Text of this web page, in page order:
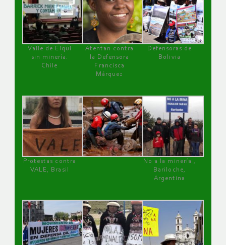
Valle de Elqui
sin minería.
Chile
Atentan contra
la Defensora
Francisca
Márquez
Defensoras de
Bolivia
Protestas contra
VALE, Brasil
No a la minería ,
Bariloche,
Argentina